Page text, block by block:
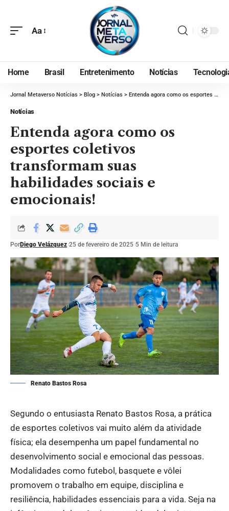
Aa
Home Brasil Entretenimento Notícias
Jornal Metaverso Notícias > Blog > Notícias > Entenda agora como os esportes coletivos transformam suas habilidades sociais e emocionais!
Notícias
Entenda agora como os
esportes coletivos
transformam suas
habilidades sociais e
emocionais!
PorDiego Velázquez 25 de fevereiro de 2025 5 Min de leitura
Renato Bastos Rosa
Segundo o entusiasta Renato Bastos Rosa, a prática
de esportes coletivos vai muito além da atividade
física; ela desempenha um papel fundamental no
desenvolvimento social e emocional das pessoas.
Modalidades como futebol, basquete e vôlei
promovem o trabalho em equipe, disciplina e
resiliência, habilidades essenciais para a vida. Seja na